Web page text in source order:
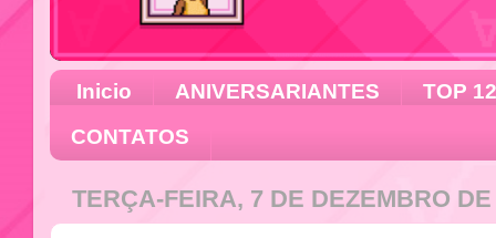
Inicio ANIVERSARIANTES
TOP 12
CONTATOS
TERÇA-FEIRA, 7 DE DEZEMBRO DE